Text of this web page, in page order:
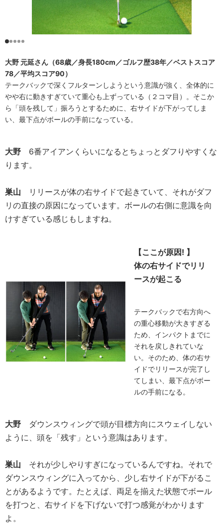
大野 元延さん（68歳／身長180cm／ゴルフ歴38年／ベストスコア
78／平均スコア90）
テークバックで深くフルターンしようという意識が強く、全体的に
やや右に動きすぎていて重心も上ずっている（２コマ目）。そこか
ら「頭を残して」振ろうとするために、右サイドが下がってしま
い、最下点がボールの手前になっている。
大野 6番アイアンくらいになるとちょっとダフりやすくな
ります。
巣山 リリースが体の右サイドで起きていて、それがダフ
リの直接の原因になっています。ボールの右側に意識を向
けすぎている感じもしますね。
【ここが原因! 】
体の右サイドでリリ
ースが起こる
テークバックで右方向へ
の重心移動が大きすぎる
ため、インパクトまでに
それを戻しきれていな
い。そのため、体の右サ
イドでリリースが完了し
てしまい、最下点がボー
ルの手前になる。
大野 ダウンスウィングで頭が目標方向にスウェイしない
ように、頭を「残す」という意識はあります。
巣山 それが少しやりすぎになっているんですね。それで
ダウンスウィングに入ってから、少し右サイドが下がるこ
とがあるようです。たとえば、両足を揃えた状態でボール
を打つと、右サイドを下げないで打つ感覚がわかります
よ。